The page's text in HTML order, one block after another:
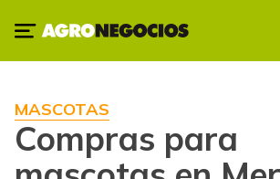
MASCOTAS
Compras para